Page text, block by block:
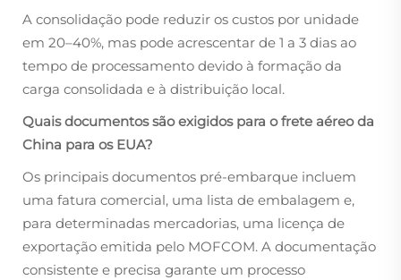
A consolidação pode reduzir os custos por unidade
em 20–40%, mas pode acrescentar de 1 a 3 dias ao
tempo de processamento devido à formação da
carga consolidada e à distribuição local.
Quais documentos são exigidos para o frete aéreo da
China para os EUA?
Os principais documentos pré-embarque incluem
uma fatura comercial, uma lista de embalagem e,
para determinadas mercadorias, uma licença de
exportação emitida pelo MOFCOM. A documentação
consistente e precisa garante um processo